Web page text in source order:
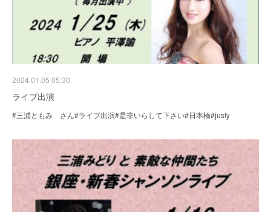
2024.01.05 05:30
ライブ出演
#三浦ともみ さん#ライブ出演#是非いらして下さい#日本橋#justy